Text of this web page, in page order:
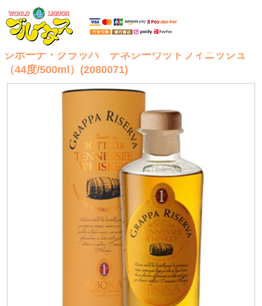
TOP
> ブランデー > グラッパ > その他グラッパ
シボーナ・グラッパ テネシーウッドフィニッシュ
（44度/500ml）(2080071)